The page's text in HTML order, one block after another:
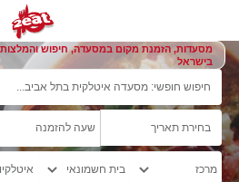
מסעדות, הזמנת מקום במסעדה, חיפוש
בישראל